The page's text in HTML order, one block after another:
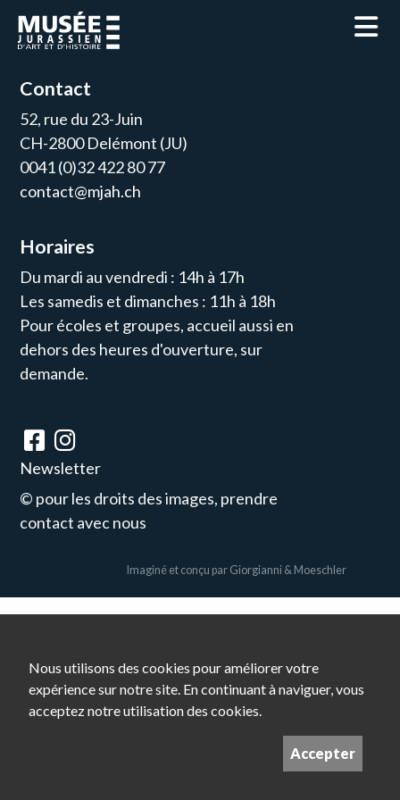
Contact
52, rue du 23-Juin
CH-2800 Delémont (JU)
0041 (0)32 422 80 77
contact@mjah.ch
Horaires
Du mardi au vendredi : 14h à 17h
Les samedis et dimanches : 11h à 18h
Pour écoles et groupes, accueil aussi en
dehors des heures d'ouverture, sur
demande.
Newsletter
© pour les droits des images, prendre
contact avec nous
Imaginé et conçu par Giorgianni & Moeschler
Nous utilisons des cookies pour améliorer votre
expérience sur notre site. En continuant à naviguer, vous
acceptez notre utilisation des cookies.
Accepter